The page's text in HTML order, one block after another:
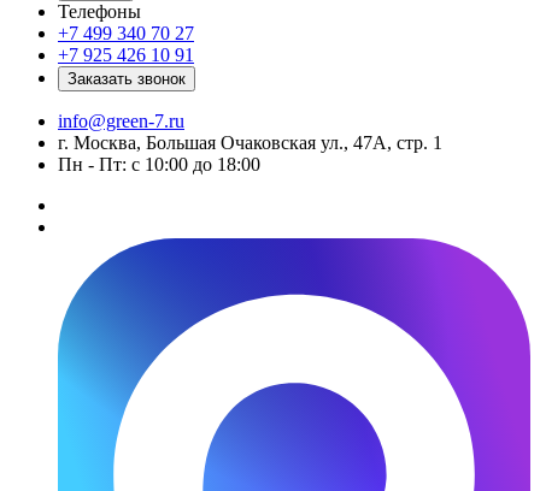
Телефоны
+7 499 340 70 27
+7 925 426 10 91
Заказать звонок
info@green-7.ru
г. Москва, Большая Очаковская ул., 47А, стр. 1
Пн - Пт: с 10:00 до 18:00